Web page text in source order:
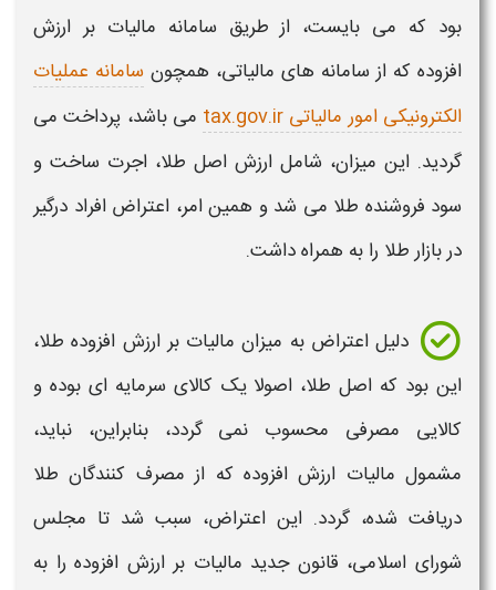
بود که می بایست، از طریق سامانه مالیات بر ارزش
افزوده که از سامانه های مالیاتی، همچون سامانه عملیات
الکترونیکی امور مالیاتی tax.gov.ir
می باشد، پرداخت می
گردید. این میزان، شامل ارزش اصل طلا، اجرت ساخت و
سود فروشنده طلا می شد و همین امر، اعتراض افراد درگیر
در بازارطلا را به همراه داشت.
دلیل اعتراض به میزان مالیات بر ارزش افزوده طلا،
این بود که اصل طلا، اصولا یک کالای سرمایه ای بوده و
کالایی مصرفی محسوب نمی گردد، بنابراین، نباید،
مشمول مالیات ارزش افزوده که از مصرف کنندگان طلا
دریافت شده، گردد. این اعتراض، سبب شد تا مجلس
شورای اسلامی، قانون جدید مالیات بر ارزش افزودهرا به